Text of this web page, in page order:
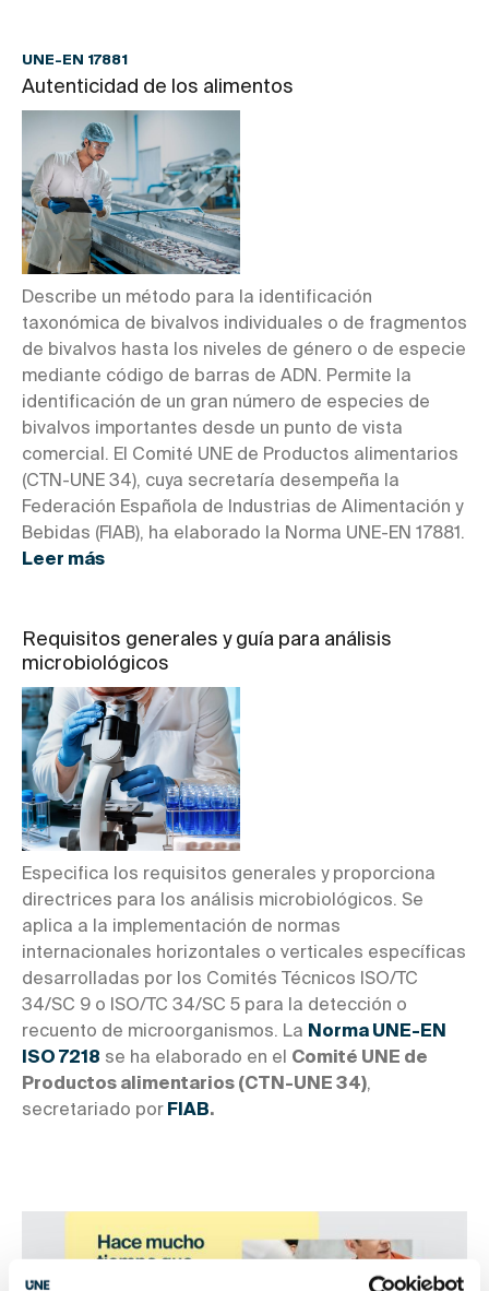
UNE-EN 17881
Autenticidad de los alimentos
Describe un método para la identificación
taxonómica de bivalvos individuales o de fragmentos
de bivalvos hasta los niveles de género o de especie
mediante código de barras de ADN. Permite la
identificación de un gran número de especies de
bivalvos importantes desde un punto de vista
comercial. El Comité UNE de Productos alimentarios
(CTN-UNE 34), cuya secretaría desempeña la
Federación Española de Industrias de Alimentación y
Bebidas (FIAB), ha elaborado la Norma UNE-EN 17881.
Leer más
Requisitos generales y guía para análisis
microbiológicos
Especifica los requisitos generales y proporciona
directrices para los análisis microbiológicos. Se
aplica a la implementación de normas
internacionales horizontales o verticales específicas
desarrolladas por los Comités Técnicos ISO/TC
34/SC 9 o ISO/TC 34/SC 5 para la detección o
recuento de microorganismos. La Norma UNE-EN
ISO 7218 se ha elaborado en el Comité UNE de
Productos alimentarios (CTN-UNE 34),
secretariado por FIAB.